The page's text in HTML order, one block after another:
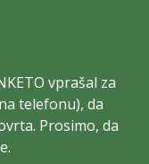
vprašal za
telefonu), da
Prosimo, da